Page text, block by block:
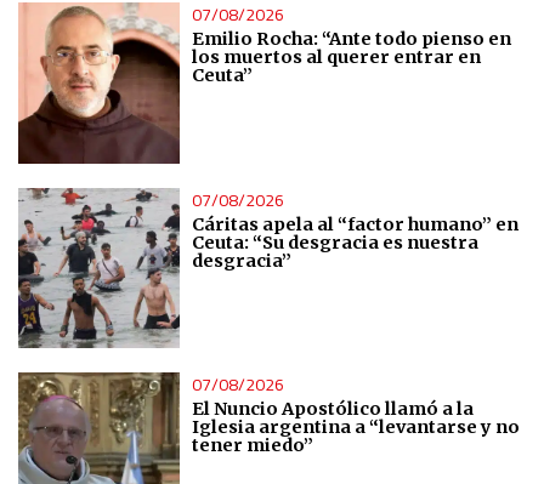
07/08/2026
Emilio Rocha: “Ante todo pienso en
los muertos al querer entrar en
Ceuta”
07/08/2026
Cáritas apela al “factor humano” en
Ceuta: “Su desgracia es nuestra
desgracia”
07/08/2026
El Nuncio Apostólico llamó a la
Iglesia argentina a “levantarse y no
tener miedo”